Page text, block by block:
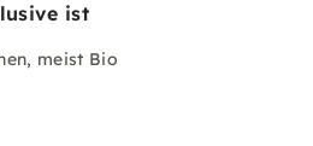
ist
meist Bio